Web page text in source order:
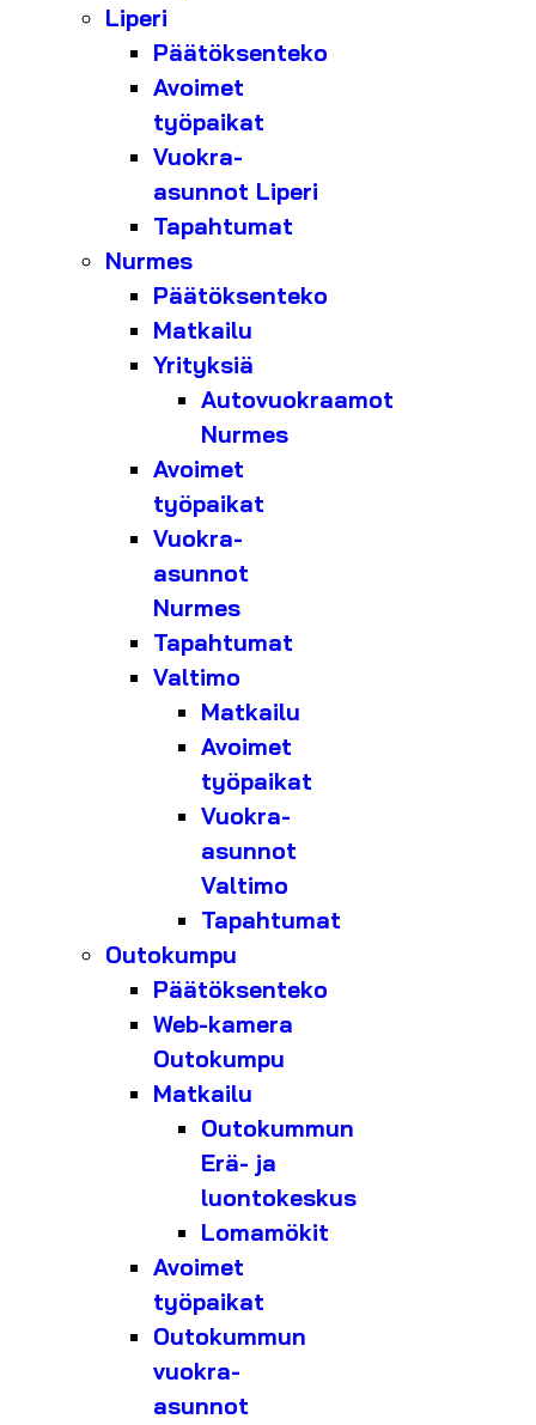
Liperi
Päätöksenteko
Avoimet
työpaikat
Vuokra-
asunnot Liperi
Tapahtumat
Nurmes
Päätöksenteko
Matkailu
Yrityksiä
Autovuokraamot
Nurmes
Avoimet
työpaikat
Vuokra-
asunnot
Nurmes
Tapahtumat
Valtimo
Matkailu
Avoimet
työpaikat
Vuokra-
asunnot
Valtimo
Tapahtumat
Outokumpu
Päätöksenteko
Web-kamera
Outokumpu
Matkailu
Outokummun
Erä- ja
luontokeskus
Lomamökit
Avoimet
työpaikat
Outokummun
vuokra-
asunnot